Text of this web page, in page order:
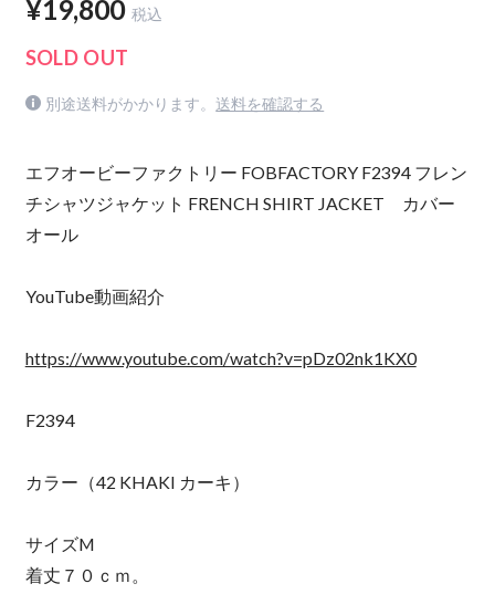
¥19,800 税込
SOLD OUT
別途送料がかかります。 送料を確認する
エフオービーファクトリー FOBFACTORY F2394 フレン
チシャツジャケット FRENCH SHIRT JACKET カバー
オール
YouTube動画紹介
https://www.youtube.com/watch?v=pDz02nk1KX0
F2394
カラー（42 KHAKI カーキ）
サイズM
着丈７０ｃｍ。